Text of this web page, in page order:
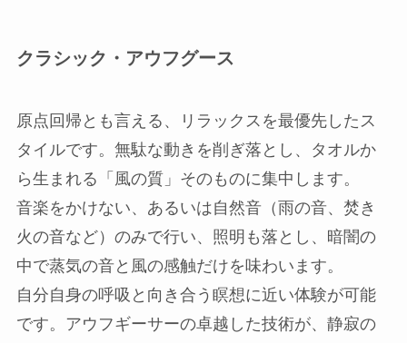
クラシック・アウフグース
原点回帰とも言える、リラックスを最優先したス
タイルです。無駄な動きを削ぎ落とし、タオルか
ら生まれる「風の質」そのものに集中します。
音楽をかけない、あるいは自然音（雨の音、焚き
火の音など）のみで行い、照明も落とし、暗闇の
中で蒸気の音と風の感触だけを味わいます。
自分自身の呼吸と向き合う瞑想に近い体験が可能
です。アウフギーサーの卓越した技術が、静寂の